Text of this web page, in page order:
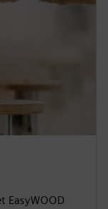
EasyWOOD